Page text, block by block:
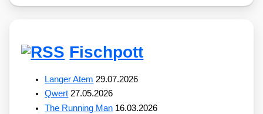
Fischpott
Langer Atem 29.07.2026
Qwert 27.05.2026
The Running Man 16.03.2026